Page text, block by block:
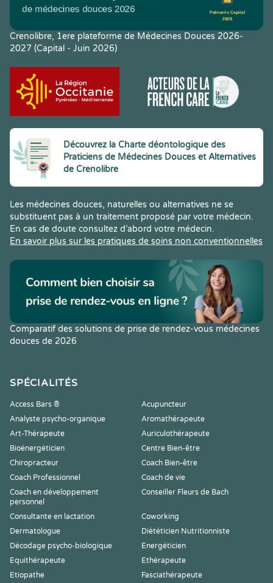
Crenolibre, 1ere plateforme de Médecines Douces 2026-
2027 (Capital - Juin 2026)
Découvrez la Charte déontologique des
Praticiens de Médecines Douces et Alternatives
de Crenolibre
Les médecines douces, naturelles ou alternatives ne se
substituent pas à un traitement proposé par votre médecin.
En cas de doute consultez d’abord votre médecin.
En savoir plus sur les pratiques de soins non conventionnelles
Comparatif des solutions de prise de rendez-vous médecines
douces de 2026
SPÉCIALITÉS
Access Bars ®
Acupuncteur
Analyste psycho-organique
Aromathérapeute
Art-Thérapeute
Auriculothérapeute
Bioénergéticien
Centre Bien-être
Chiropracteur
Coach Bien-être
Coach Professionnel
Coach de vie
Coach en développement
personnel
Conseiller Fleurs de Bach
Consultante en lactation
Coworking
Dermatologue
Diététicien Nutritionniste
Décodage psycho-biologique
Energéticien
Equithérapeute
Ethérapeute
Etiopathe
Fasciathérapeute